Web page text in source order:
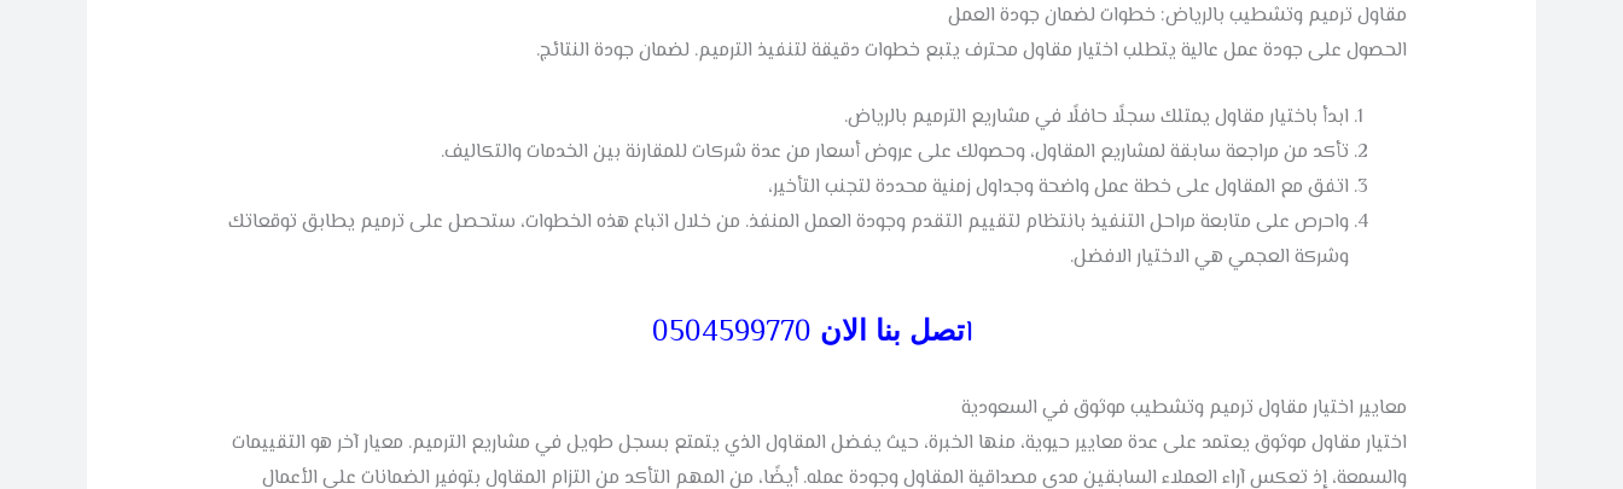
مقاول ترميم وتشطيب بالرياض: خطوات لضمان جودة العمل
الحصول على جودة عمل عالية يتطلب اختيار مقاول محترف يتبع خطوات دقيقة لتنفيذ الترميم. لضمان جودة النتائج.
ابدأ باختيار مقاول يمتلك سجلًا حافلًا في مشاريع الترميم بالرياض.
تأكد من مراجعة سابقة لمشاريع المقاول، وحصولك على عروض أسعار من عدة شركات للمقارنة بين الخدمات والتكاليف.
اتفق مع المقاول على خطة عمل واضحة وجداول زمنية محددة لتجنب التأخير،
واحرص على متابعة مراحل التنفيذ بانتظام لتقييم التقدم وجودة العمل المنفذ. من خلال اتباع هذه الخطوات، ستحصل على ترميم يطابق توقعاتك
وشركة العجمي هي الاختيار الافضل.
اتصل بنا الان 0504599770
معايير اختيار مقاول ترميم وتشطيب موثوق في السعودية
اختيار مقاول موثوق يعتمد على عدة معايير حيوية، منها الخبرة، حيث يفضل المقاول الذي يتمتع بسجل طويل في مشاريع الترميم. معيار آخر هو التقييمات
والسمعة، إذ تعكس آراء العملاء السابقين مدى مصداقية المقاول وجودة عمله. أيضًا، من المهم التأكد من التزام المقاول بتوفير الضمانات على الأعمال